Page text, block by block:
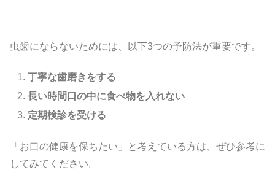
虫歯にならないためには、以下3つの予防法が重要です。
丁寧な歯磨きをする
長い時間口の中に食べ物を入れない
定期検診を受ける
「お口の健康を保ちたい」と考えている方は、ぜひ参考に
してみてください。